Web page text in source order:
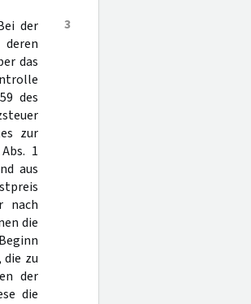
3
der
das
des
zur
1
aus
nach
die
zu
der
die